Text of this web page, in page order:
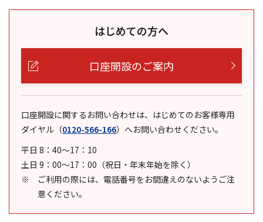
はじめての方へ
口座開設のご案内
口座開設に関するお問い合わせは、はじめてのお客様専用
ダイヤル （0120-566-166） へお問い合わせください。
平日 8：40～17：10
土日 9：00～17：00（祝日・年末年始を除く）
ご利用の際には、電話番号をお間違えのないようご注
意ください。